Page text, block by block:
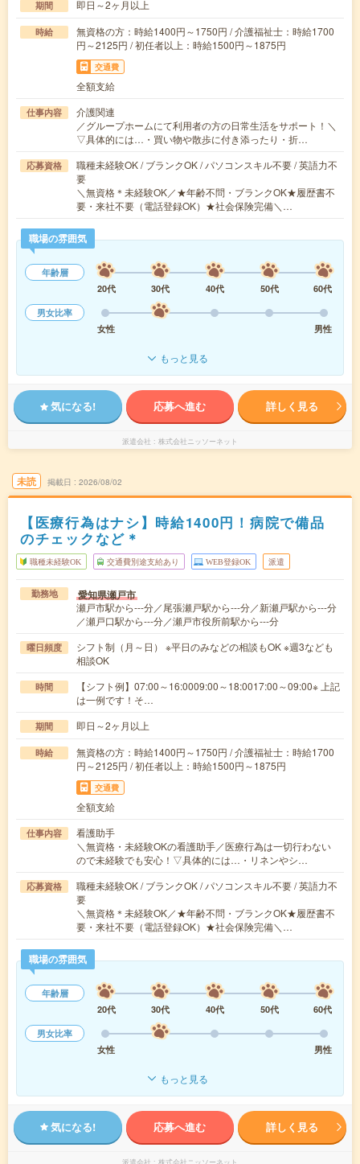
期間 即日～2ヶ月以上
時給
無資格の方：時給1400円～1750円 / 介護福祉士：時給1700
円～2125円 / 初任者以上：時給1500円～1875円
交通費
全額支給
仕事内容
介護関連
／グループホームにて利用者の方の日常生活をサポート！＼
▽具体的には…・買い物や散歩に付き添ったり・折…
応募資格
職種未経験OK / ブランクOK / パソコンスキル不要 / 英語力不
要
＼無資格＊未経験OK／★年齢不問・ブランクOK★履歴書不
要・来社不要（電話登録OK）★社会保険完備＼…
職場の雰囲気
年齢層
20代
30代 40代 50代
60代
男女比率
女性
男性
もっと見る
気になる! 応募へ進む 詳しく見る
派遣会社 株式会社ニッソーネット
未読 掲載日 2026/08/02
【医療行為はナシ】時給1400円！病院で備品
のチェックなど＊
職種未経験OK 交通費別途支給あり WEB登録OK 派遣
勤務地 愛知県瀬戸市
瀬戸市駅から---分／尾張瀬戸駅から---分／新瀬戸駅から---分
／瀬戸口駅から---分／瀬戸市役所前駅から---分
曜日頻度
シフト制（月～日） ※平日のみなどの相談もOK ※週3なども
相談OK
時間
【シフト例】07:00～16:0009:00～18:0017:00～09:00※ 上記
は一例です！そ…
期間 即日～2ヶ月以上
時給
無資格の方：時給1400円～1750円 / 介護福祉士：時給1700
円～2125円 / 初任者以上：時給1500円～1875円
交通費
全額支給
仕事内容
看護助手
＼無資格・未経験OKの看護助手／医療行為は一切行わない
ので未経験でも安心！▽具体的には…・リネンやシ…
応募資格
職種未経験OK / ブランクOK / パソコンスキル不要 / 英語力不
要
＼無資格＊未経験OK／★年齢不問・ブランクOK★履歴書不
要・来社不要（電話登録OK）★社会保険完備＼…
職場の雰囲気
年齢層
20代
30代 40代 50代
60代
男女比率
女性
男性
もっと見る
気になる! 応募へ進む 詳しく見る
派遣会社 株式会社ニッソーネット